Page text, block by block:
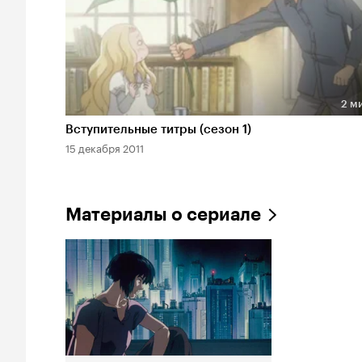
Длительность 2 мин
2
Вступительные титры (сезон 1)
15 декабря 2011
Материалы о сериале